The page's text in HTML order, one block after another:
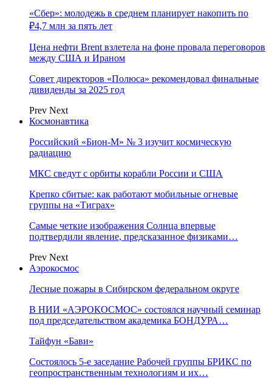
«Сбер»: молодежь в среднем планирует накопить по
₽4,7 млн за пять лет
Цена нефти Brent взлетела на фоне провала переговоров
между США и Ираном
Совет директоров «Полюса» рекомендовал финальные
дивиденды за 2025 год
Prev Next
Космонавтика
Российский «Бион-М» № 3 изучит космическую
радиацию
МКС сведут с орбиты корабли России и США
Крепко сбитые: как работают мобильные огневые
группы на «Тиграх»
Самые четкие изображения Солнца впервые
подтвердили явление, предсказанное физиками…
Prev Next
Аэрокосмос
Лесные пожары в Сибирском федеральном округе
В НИИ «АЭРОКОСМОС» состоялся научный семинар
под председательством академика БОНДУРА…
Тайфун «Бави»
Состоялось 5-е заседание Рабочей группы БРИКС по
геопространственным технологиям и их…